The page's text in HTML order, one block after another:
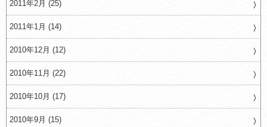
2011年2月 (25)
2011年1月 (14)
2010年12月 (12)
2010年11月 (22)
2010年10月 (17)
2010年9月 (15)